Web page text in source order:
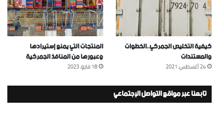
كيفية التخليص الجمركي..الخطوات
والمستندات
24 أغسطس، 2021
المنتجات التي يمنع إستيرادها
وعبورها من المنافذ الجمركية
18 مايو، 2023
تابعنا عبر مواقع التواصل الإجتماعي